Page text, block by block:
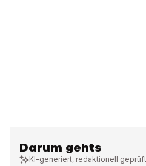
Darum gehts
KI-generiert, redaktionell geprüft